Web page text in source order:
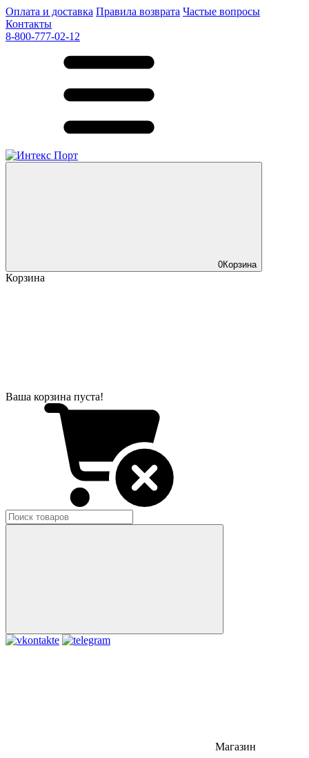
Оплата и доставка Правила возврата Частые вопросы
Контакты
8-800-777-02-12
0Корзина
Корзина
Ваша корзина пуста!
Магазин